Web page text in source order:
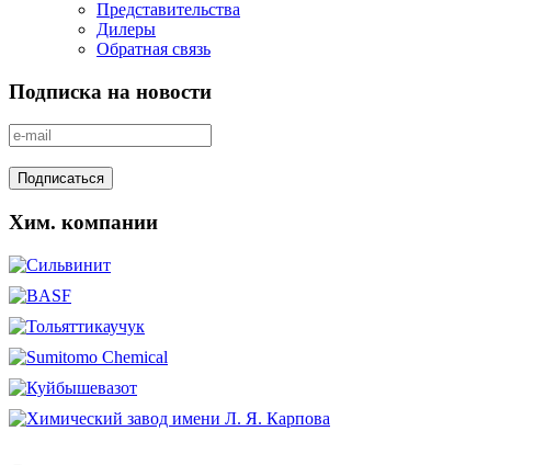
Представительства
Дилеры
Обратная связь
Подписка на новости
Хим. компании